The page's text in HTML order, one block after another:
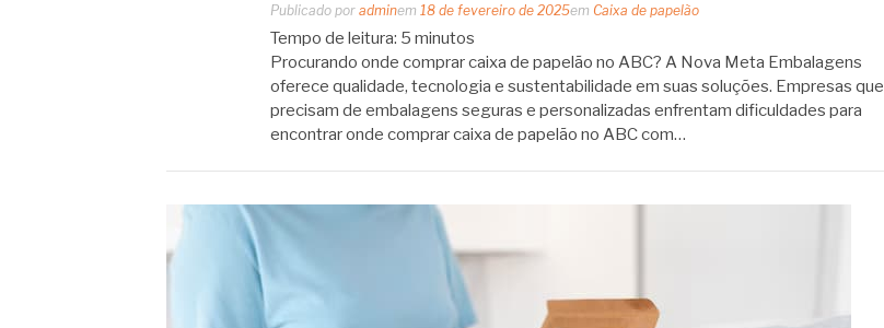
Publicado por adminem 18 de fevereiro de 2025em Caixa de papelão
Tempo de leitura: 5 minutos
Procurando onde comprar caixa de papelão no ABC? A Nova Meta Embalagens
oferece qualidade, tecnologia e sustentabilidade em suas soluções. Empresas que
precisam de embalagens seguras e personalizadas enfrentam dificuldades para
encontrar onde comprar caixa de papelão no ABC com…